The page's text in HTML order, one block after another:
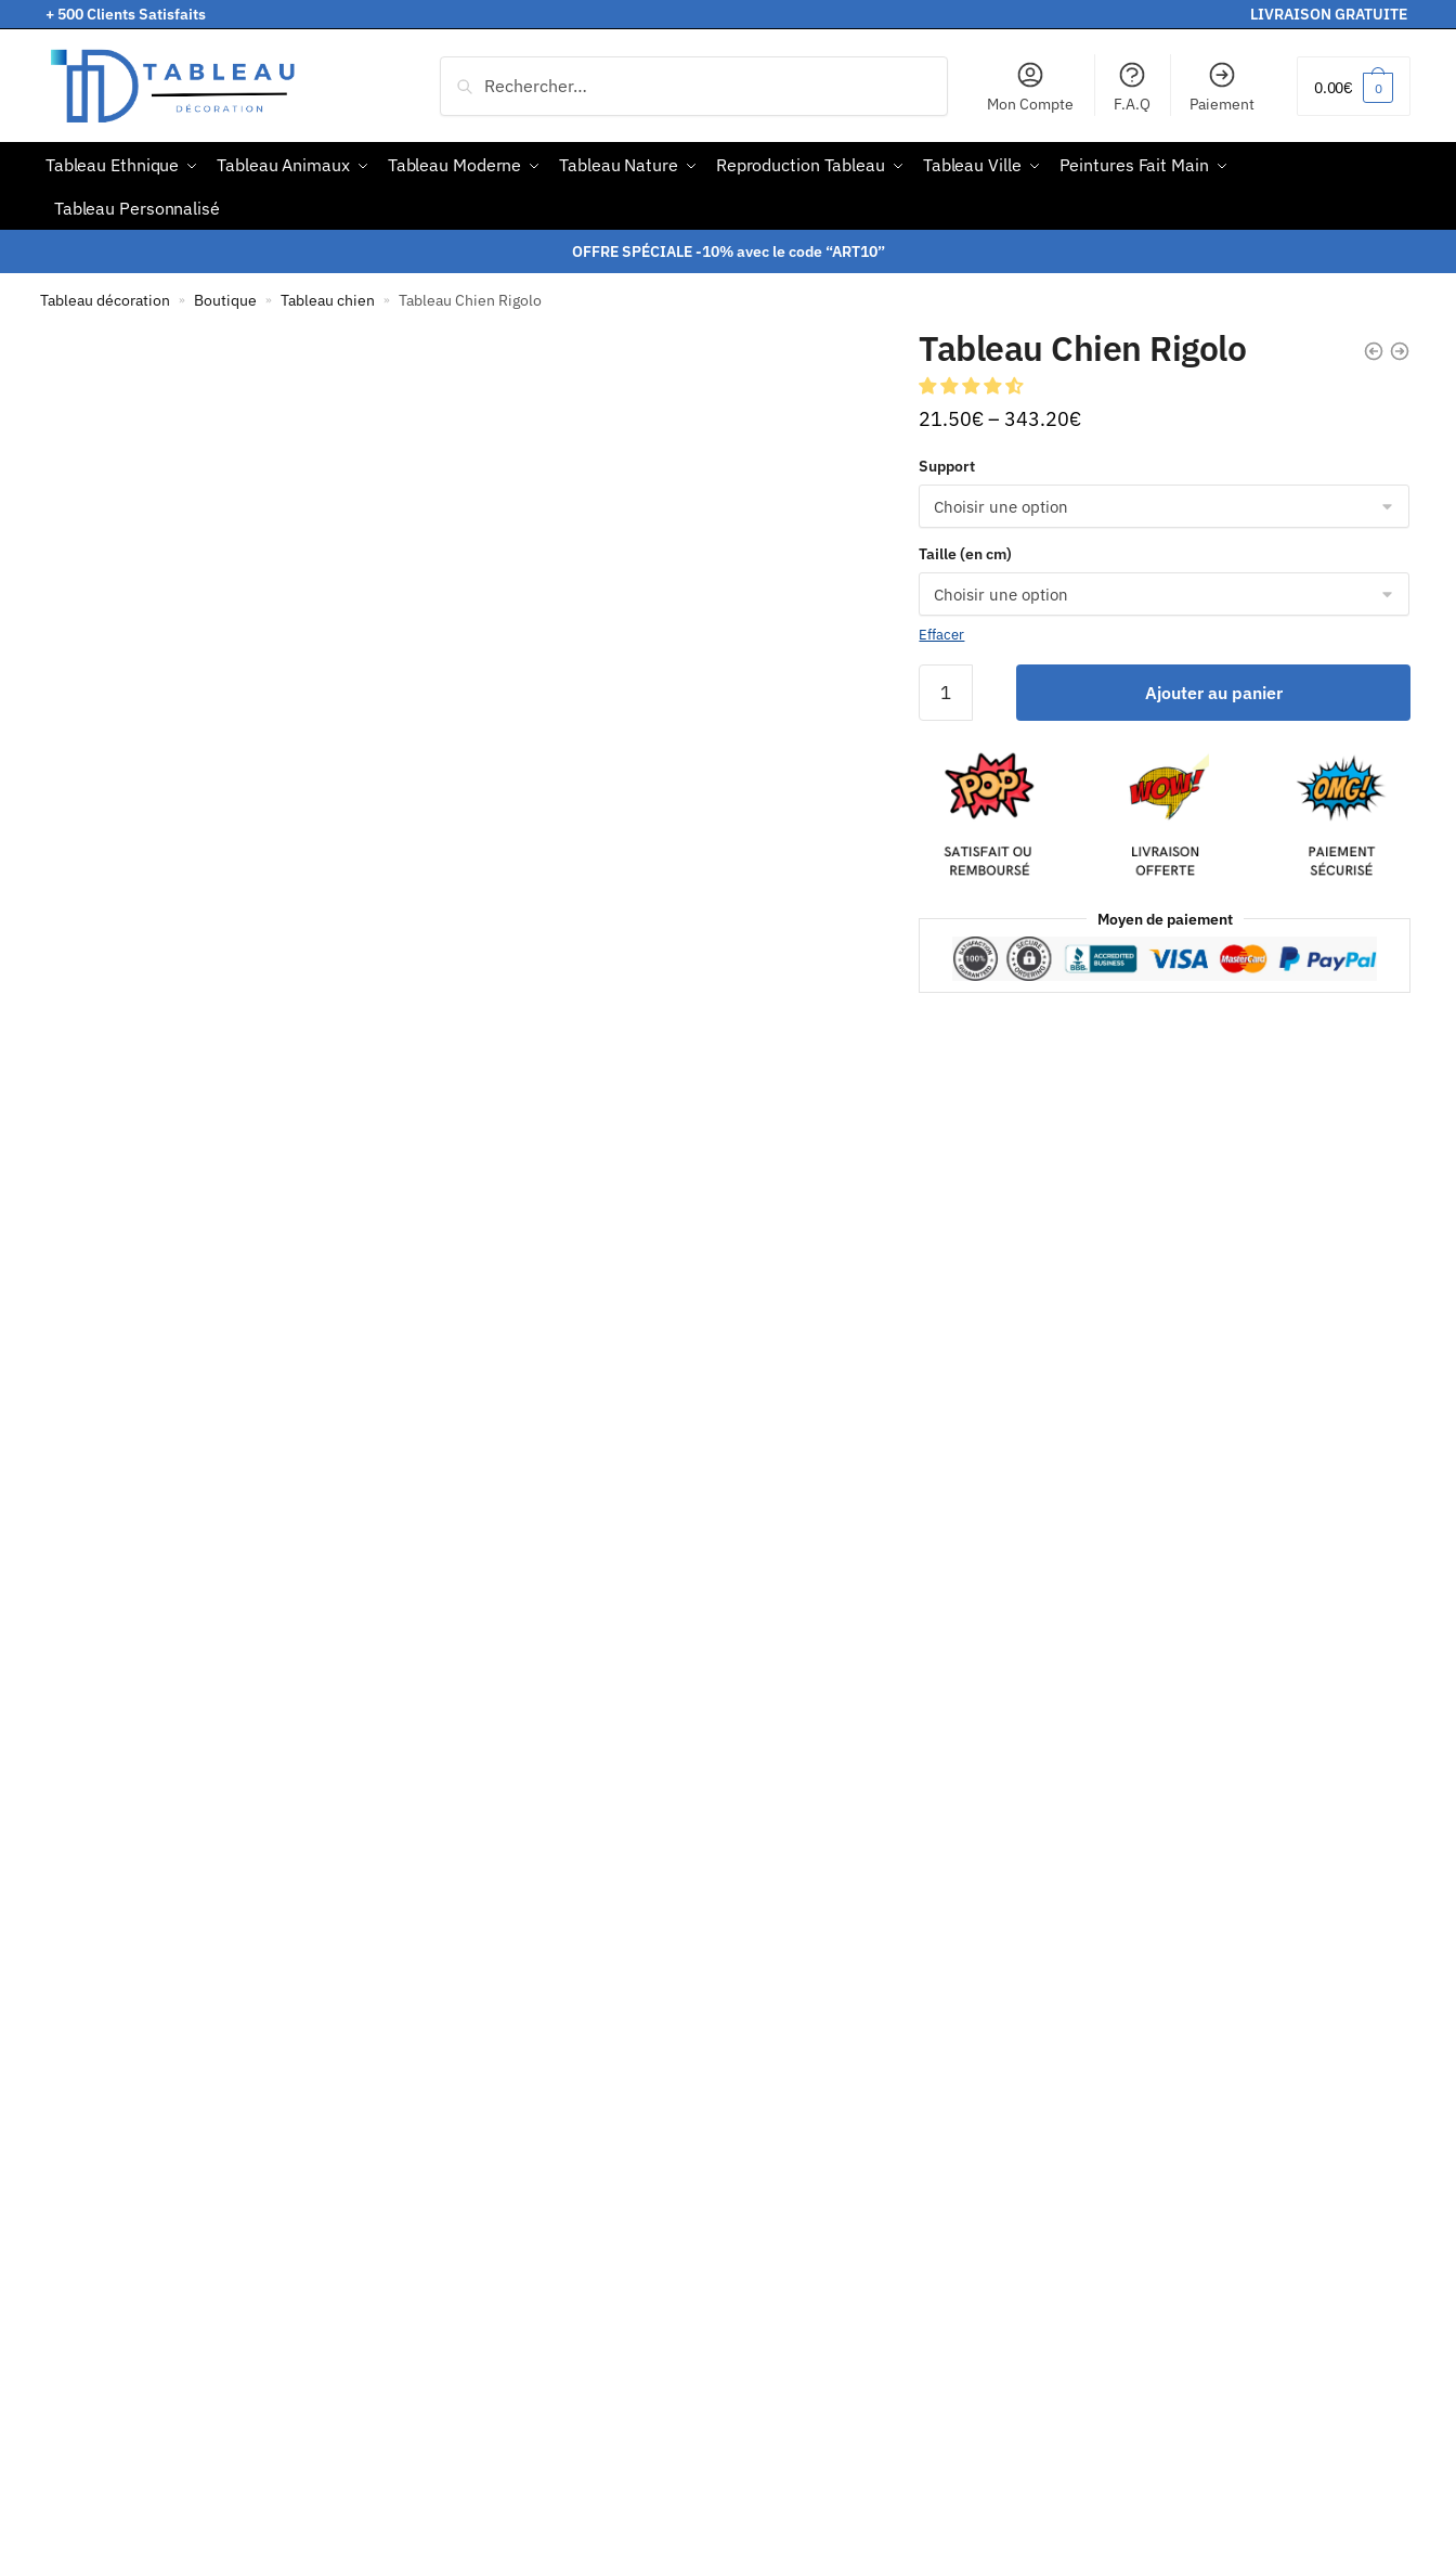
+ 500 Clients Satisfaits LIVRAISON GRATUITE
Mon Compte F.A.Q Paiement
0.00€ 0
Tableau Ethnique Tableau Animaux Tableau Moderne Tableau Nature Reproduction Tableau Tableau Ville
Peintures Fait Main
Tableau Personnalisé
OFFRE SPÉCIALE -10% avec le code “ART10”
Tableau décoration » Boutique » Tableau chien » Tableau Chien Rigolo
Tableau Chien Rigolo
21.50€– 343.20€
Support
Taille (en cm)
Effacer
Ajouter au panier
Moyen de paiement